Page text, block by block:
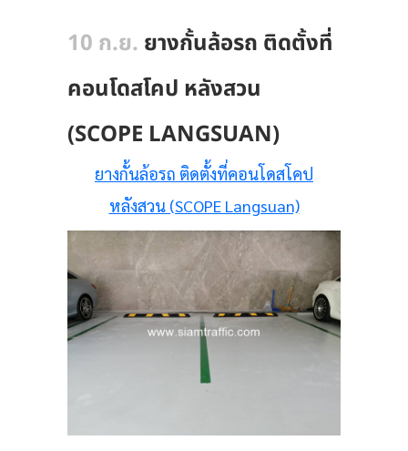
10 ก.ย. ยางกั้นล้อรถ ติดตั้งที่
คอนโดสโคป หลังสวน
(SCOPE LANGSUAN)
ยางกั้นล้อรถ ติดตั้งที่คอนโดสโคป
หลังสวน (SCOPE Langsuan)